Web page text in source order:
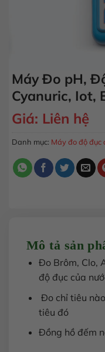
Máy Đo pH,
Cyanuric, Iot,
Giá: Liên hệ
Danh mục: Máy đo độ đục
Mô tả sản
Đo Brôm, Clo,
độ đục của
Đo chỉ tiêu
tiêu đó
Đồng hồ đếm